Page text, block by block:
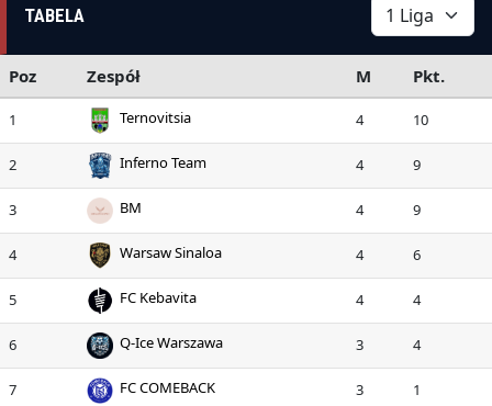
TABELA
Poz Zespół M Pkt.
1 Ternovitsia 4 10
2 Inferno Team 4 9
3 BM 4 9
4 Warsaw Sinaloa 4 6
5 FC Kebavita 4 4
6 Q-Ice Warszawa 3 4
7 FC COMEBACK 3 1